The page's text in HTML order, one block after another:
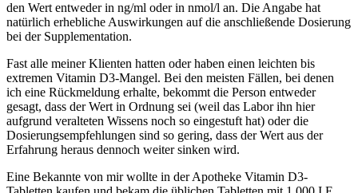
den Wert entweder in ng/ml oder in nmol/l an. Die Angabe hat
natürlich erhebliche Auswirkungen auf die anschließende Dosierung
bei der Supplementation.
Fast alle meiner Klienten hatten oder haben einen leichten bis
extremen Vitamin D3-Mangel. Bei den meisten Fällen, bei denen
ich eine Rückmeldung erhalte, bekommt die Person entweder
gesagt, dass der Wert in Ordnung sei (weil das Labor ihn hier
aufgrund veralteten Wissens noch so eingestuft hat) oder die
Dosierungsempfehlungen sind so gering, dass der Wert aus der
Erfahrung heraus dennoch weiter sinken wird.
Eine Bekannte von mir wollte in der Apotheke Vitamin D3-